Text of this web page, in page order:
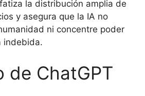
la distribución amplia de
y asegura que la IA no
ni concentre poder
indebida.
de ChatGPT